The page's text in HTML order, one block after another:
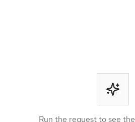
Run the request to see